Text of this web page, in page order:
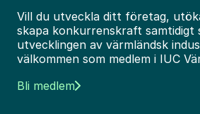
Vill du utveckla ditt företag,
skapa konkurrenskraft samtidigt
utvecklingen av värmländsk
välkommen som medlem i IUC
Bli medlem